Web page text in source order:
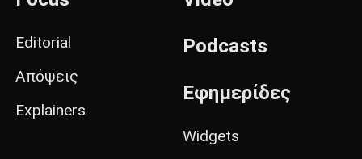
Editorial
Απόψεις
Explainers
Podcasts
Εφημερίδες
Widgets